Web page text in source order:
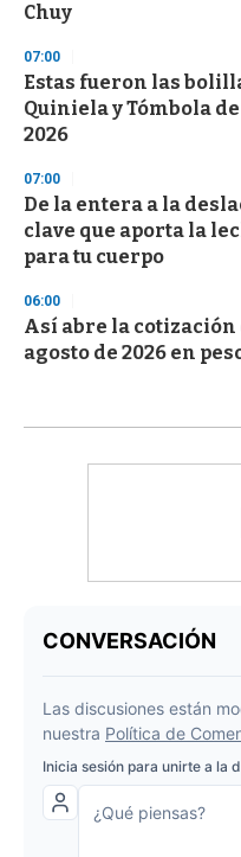
Chuy
07:00
Estas fueron las
Quiniela y Tómbola
2026
07:00
De la entera a la
clave que aporta la
para tu cuerpo
06:00
Así abre la
agosto de 2026 en